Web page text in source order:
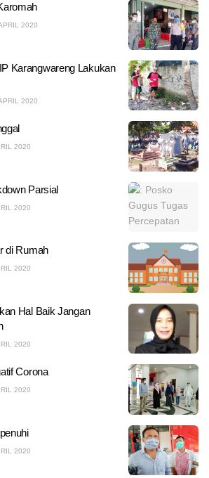
2020
Karangwareng Lakukan
2020
2020
Parsial
2020
di Rumah
2020
Hal Baik Jangan
2020
Corona
2020
2020